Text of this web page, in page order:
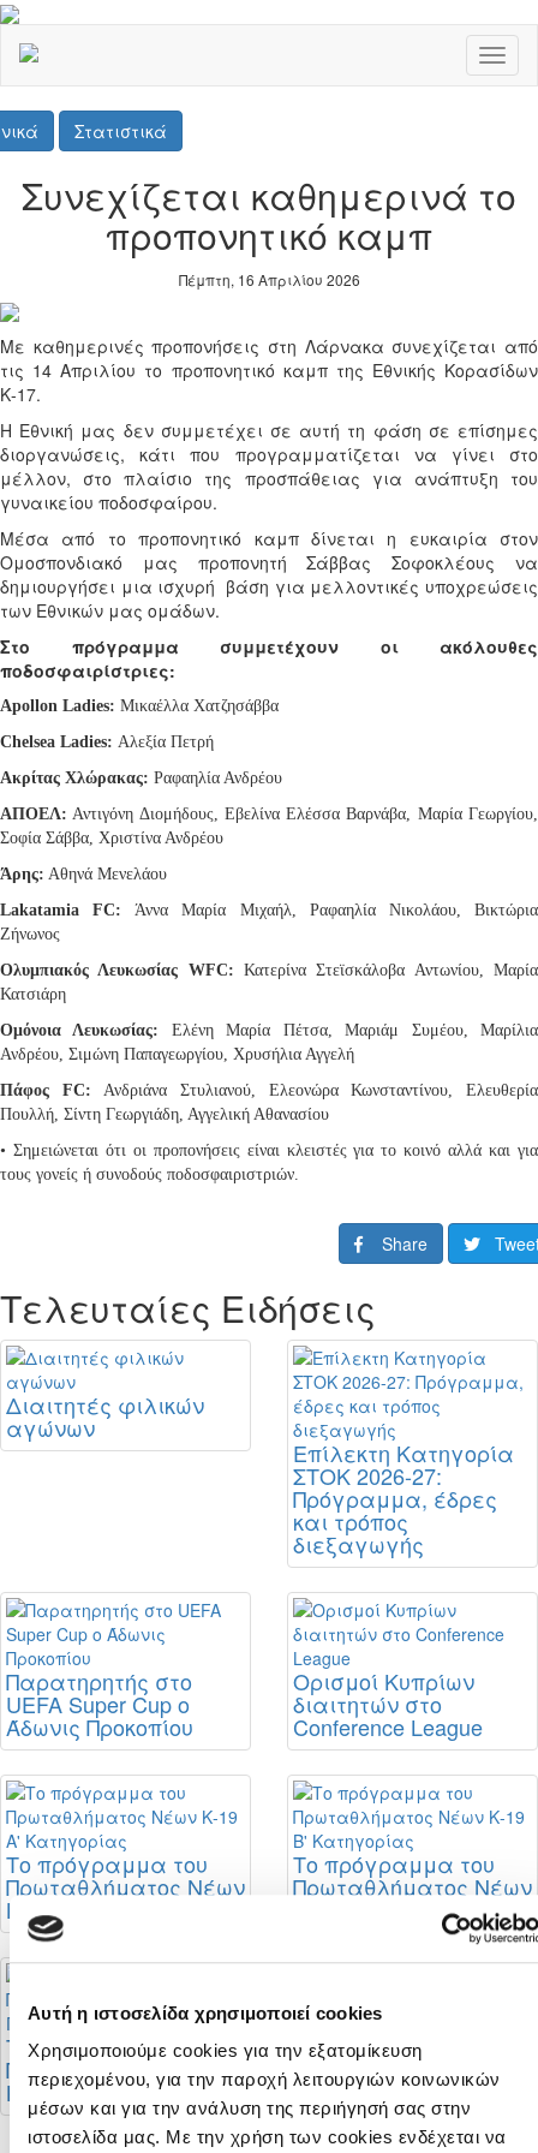
Αυτή η ιστοσελίδα χρησιμοποιεί cookies
Χρησιμοποιούμε cookies για την εξατομίκευση
περιεχομένου, για την παροχή λειτουργιών κοινωνικών
μέσων και για την ανάλυση της περιήγησή σας στην
ιστοσελίδα μας. Με την χρήση των cookies ενδέχεται να
Στατιστικά
Συνεχίζεται καθημερινά το
προπονητικό καμπ
Πέμπτη, 16 Απριλίου 2026
Με καθημερινές προπονήσεις στη Λάρνακα συνεχίζεται από
τις 14 Απριλίου το προπονητικό καμπ της Εθνικής Κορασίδων
Κ-17.
Η Εθνική μας δεν συμμετέχει σε αυτή τη φάση σε επίσημες
διοργανώσεις, κάτι που προγραμματίζεται να γίνει στο
μέλλον, στο πλαίσιο της προσπάθειας για ανάπτυξη του
γυναικείου ποδοσφαίρου.
Μέσα από το προπονητικό καμπ δίνεται η ευκαιρία στον
Ομοσπονδιακό μας προπονητή Σάββας Σοφοκλέους να
δημιουργήσει μια ισχυρή βάση για μελλοντικές υποχρεώσεις
των Εθνικών μας ομάδων.
Στο πρόγραμμα συμμετέχουν οι ακόλουθες
ποδοσφαιρίστριες:
Apollon Ladies: Μικαέλλα Χατζησάββα
Chelsea Ladies: Αλεξία Πετρή
Ακρίτας Χλώρακας: Ραφαηλία Ανδρέου
ΑΠΟΕΛ: Αντιγόνη Διομήδους, Εβελίνα Ελέσσα Βαρνάβα, Μαρία Γεωργίου,
Σοφία Σάββα, Χριστίνα Ανδρέου
Άρης: Αθηνά Μενελάου
Lakatamia
FC: Άννα Μαρία Μιχαήλ, Ραφαηλία Νικολάου, Βικτώρια
Ζήνωνος
Ολυμπιακός Λευκωσίας WFC: Κατερίνα Στεϊσκάλoβα Αντωνίου, Μαρία
Κατσιάρη
Ομόνοια Λευκωσίας: Ελένη Μαρία Πέτσα, Μαριάμ Συμέου, Μαρίλια
Ανδρέου, Σιμώνη Παπαγεωργίου, Χρυσήλια Αγγελή
Πάφος FC: Ανδριάνα Στυλιανού, Ελεονώρα Κωνσταντίνου, Ελευθερία
Πουλλή, Σίντη Γεωργιάδη, Αγγελική Αθανασίου
• Σημειώνεται ότι οι προπονήσεις είναι κλειστές για το κοινό αλλά και για
τους γονείς ή συνοδούς ποδοσφαιριστριών.
Share
Τελευταίες Ειδήσεις
Διαιτητές φιλικών
αγώνων
Επίλεκτη Κατηγορία
ΣΤΟΚ 2026-27:
Πρόγραμμα, έδρες
και τρόπος
διεξαγωγής
Παρατηρητής στο
UEFA Super Cup ο
Άδωνις Προκοπίου
Ορισμοί Κυπρίων
διαιτητών στο
Conference League
Το πρόγραμμα του
Πρωταθλήματος Νέων
Κ-19 Α' Κατηγορίας
Το πρόγραμμα του
Πρωταθλήματος Νέων
Κ-19 Β' Κατηγορίας
Το πρόγραμμα του
Πρωταθλήματος Νέων
Κ-19 Γ' Κατηγορίας
Διαιτητές φιλικών
αγώνων